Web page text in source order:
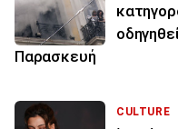
Παρασκευή
CULTURE